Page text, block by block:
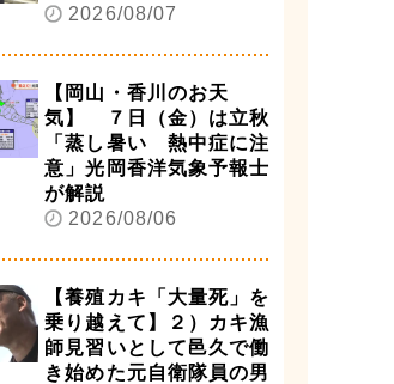
2026/08/07
【岡山・香川のお天
気】 ７日（金）は立秋
「蒸し暑い 熱中症に注
意」光岡香洋気象予報士
が解説
2026/08/06
【養殖カキ「大量死」を
乗り越えて】２）カキ漁
師見習いとして邑久で働
き始めた元自衛隊員の男